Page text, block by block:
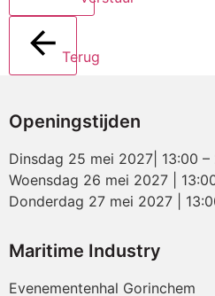
Terug
Openingstijden
Dinsdag 25 mei 2027| 13:00 –
Woensdag 26 mei 2027 |
Donderdag 27 mei 2027 |
Maritime Industry
Evenementenhal Gorinchem